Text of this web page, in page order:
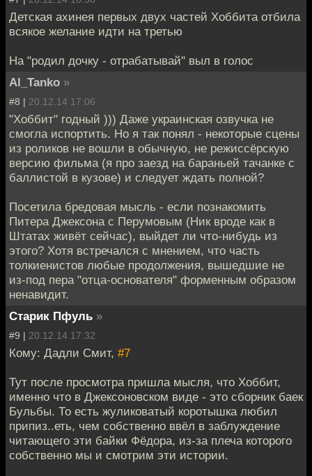
Детская ахинея первых двух частей Хоббита отбила
всякое желание идти на третью
На "родил дочку - отрабатывай" выл в голос
Al_Tanko »
#8 | 20.12.14 17:06
"Хоббит" годный ))) Даже украинская озвучка не
смогла испортить. Но я так понял - некоторые сцены
из роликов не вошли в обычную, не режиссёрскую
версию фильма (я про заезд на бараньей тачанке с
баллистой в кузове) и следует ждать полной?
Посетила бредовая мысль - если познакомить
Питера Джексона с Перумовым (Ник вроде как в
Штатах живёт сейчас), выйдет ли что-нибудь из
этого? Хотя встречался с мнением, что часть
толкиенистов любые продолжения, вышедшие не
из-под пера "отца-основателя" форменным образом
ненавидит.
Старик Пфуль »
#9 | 20.12.14 17:32
Кому: Дадли Смит, #7
Тут после просмотра пришла мысля, что Хоббит,
именно что в Джексоновском виде - это сборник баек
Бульбы. То есть жуликоватый коротышка любил
припиз..еть, чем собственно ввёл в заблуждение
читающего эти байки Фёдора, из-за плеча которого
собственно мы и смотрим эти истории.